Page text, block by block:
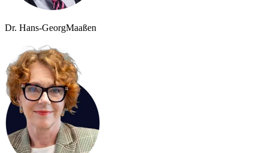
Dr. Hans-GeorgMaaßen